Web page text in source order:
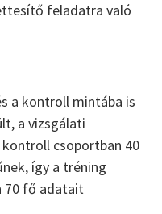
feladatra való
a kontroll mintába is
a vizsgálati
csoportban 40
így a tréning
70 fő adatait